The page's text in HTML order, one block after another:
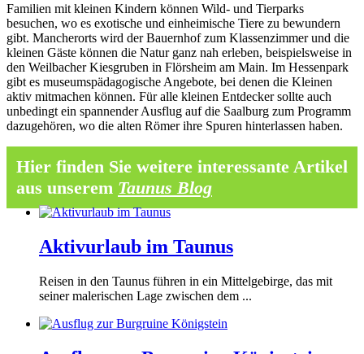
Familien mit kleinen Kindern können Wild- und Tierparks
besuchen, wo es exotische und einheimische Tiere zu bewundern
gibt. Mancherorts wird der Bauernhof zum Klassenzimmer und die
kleinen Gäste können die Natur ganz nah erleben, beispielsweise in
den Weilbacher Kiesgruben in Flörsheim am Main. Im Hessenpark
gibt es museumspädagogische Angebote, bei denen die Kleinen
aktiv mitmachen können. Für alle kleinen Entdecker sollte auch
unbedingt ein spannender Ausflug auf die Saalburg zum Programm
dazugehören, wo die alten Römer ihre Spuren hinterlassen haben.
Hier finden Sie weitere interessante Artikel
aus unserem Taunus Blog
Aktivurlaub im Taunus
Reisen in den Taunus führen in ein Mittelgebirge, das mit
seiner malerischen Lage zwischen dem ...